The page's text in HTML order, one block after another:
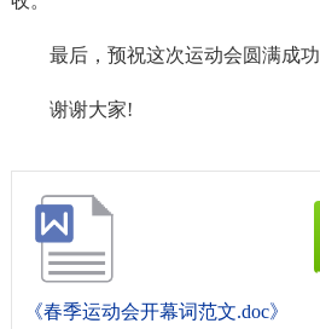
最后，预祝这次运动会圆满成
谢谢大家!
《春季运动会开幕词范文.doc》